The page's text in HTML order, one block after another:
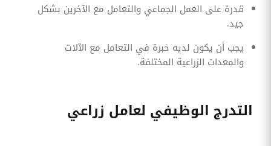
قدرة على العمل الجماعي والتعامل مع الآخرين بشكل
جيد.
يجب أن يكون لديه خبرة في التعامل مع الآلات
والمعدات الزراعية المختلفة.
التدرج الوظيفي لعامل زراعي